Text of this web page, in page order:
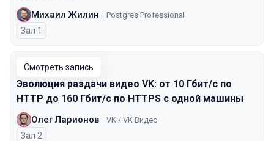
Михаил Жилин Postgres Professional
Зал 1
Смотреть запись
Эволюция раздачи видео VK: от 10 Гбит/с по
HTTP до 160 Гбит/с по HTTPS с одной машины
Олег Ларионов VK / VK Видео
Зал 2